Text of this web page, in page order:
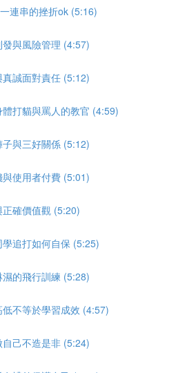
連串的挫折ok (5:16)
與風險管理 (4:57)
誠面對責任 (5:12)
打貓與罵人的教官 (4:59)
與三好關係 (5:12)
使用者付費 (5:01)
確價值觀 (5:20)
追打如何自保 (5:25)
的飛行訓練 (5:28)
不等於學習成效 (4:57)
己不造是非 (5:24)